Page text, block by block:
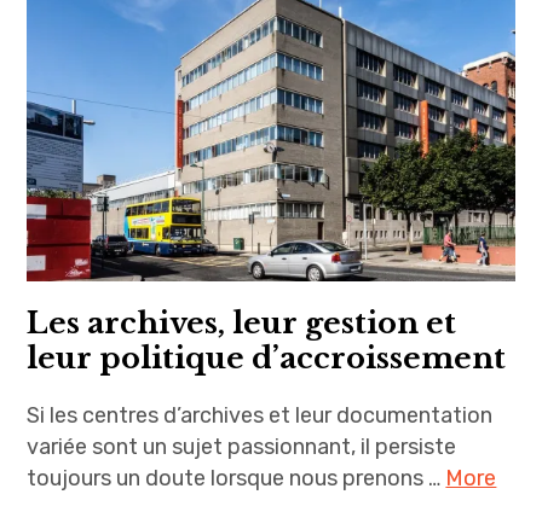
Les archives, leur gestion et
leur politique d’accroissement
Si les centres d’archives et leur documentation
variée sont un sujet passionnant, il persiste
toujours un doute lorsque nous prenons … More